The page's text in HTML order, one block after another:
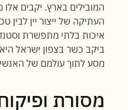
המובילים בארץ. יקבים
העתיקה של ייצור יין לבין
איכות בלתי מתפשרת
ביקב כשר בצפון ישראל
מסע לתוך עולמם של
מסורת